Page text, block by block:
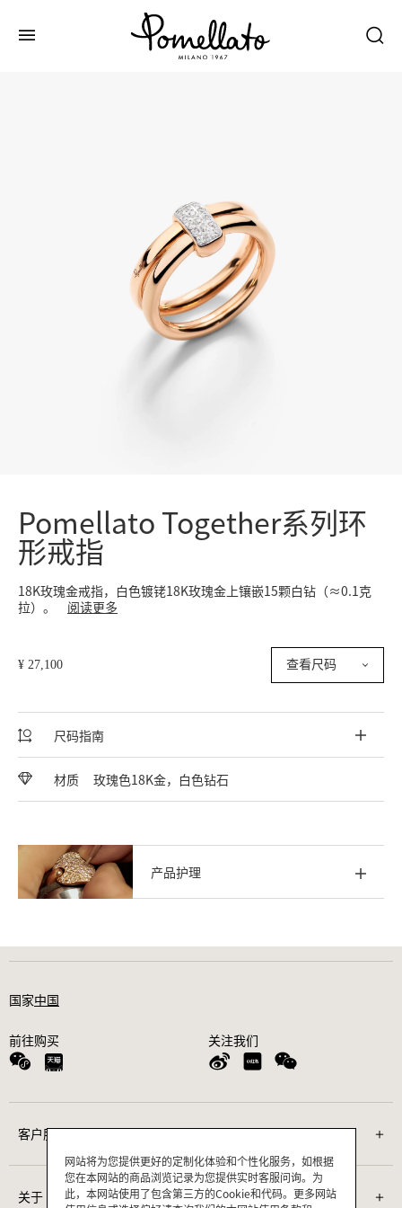
Pomellato Together系列环
形戒指
18K玫瑰金戒指，白色镀铑18K玫瑰金上镶嵌15颗白钻（≈0.1克
拉）。
阅读更多
¥ 27,100 查看尺码
尺码指南
材质 玫瑰色18K金，白色钻石
产品护理
国家中国
前往购买 关注我们
客户服务
联系我们
关于
网站将为您提供更好的定制化体验和个性化服务，如根据
您在本网站的商品浏览记录为您提供实时客服问询。为
此，本网站使用了包含第三方的Cookie和代码。更多网站